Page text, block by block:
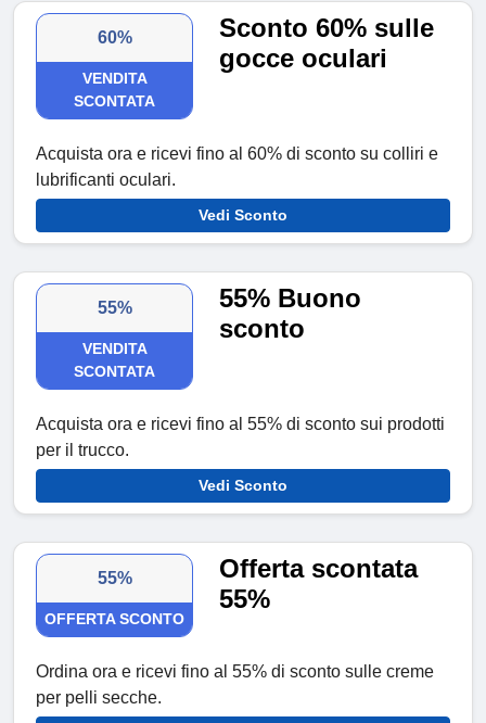
60%
VENDITA
SCONTATA
Sconto 60% sulle
gocce oculari
Acquista ora e ricevi fino al 60% di sconto su colliri e
lubrificanti oculari.
Vedi Sconto
55%
VENDITA
SCONTATA
55% Buono
sconto
Acquista ora e ricevi fino al 55% di sconto sui prodotti
per il trucco.
Vedi Sconto
55%
OFFERTA SCONTO
Offerta scontata
55%
Ordina ora e ricevi fino al 55% di sconto sulle creme
per pelli secche.